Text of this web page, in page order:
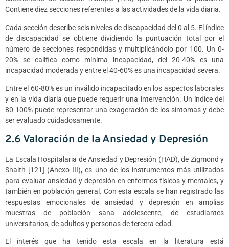
Contiene diez secciones referentes a las actividades de la vida diaria.
Cada sección describe seis niveles de discapacidad del 0 al 5. El índice
de discapacidad se obtiene dividiendo la puntuación total por el
número de secciones respondidas y multiplicándolo por 100. Un 0-
20% se califica como mínima incapacidad, del 20-40% es una
incapacidad moderada y entre el 40-60% es una incapacidad severa.
Entre el 60-80% es un inválido incapacitado en los aspectos laborales
y en la vida diaria que puede requerir una intervención. Un índice del
80-100% puede representar una exageración de los síntomas y debe
ser evaluado cuidadosamente.
2.6 Valoración de la Ansiedad y Depresión
La Escala Hospitalaria de Ansiedad y Depresión (HAD), de Zigmond y
Snaith [121] (Anexo III), es uno de los instrumentos más utilizados
para evaluar ansiedad y depresión en enfermos físicos y mentales, y
también en población general. Con esta escala se han registrado las
respuestas emocionales de ansiedad y depresión en amplias
muestras de población sana adolescente, de estudiantes
universitarios, de adultos y personas de tercera edad.
El interés que ha tenido esta escala en la literatura está